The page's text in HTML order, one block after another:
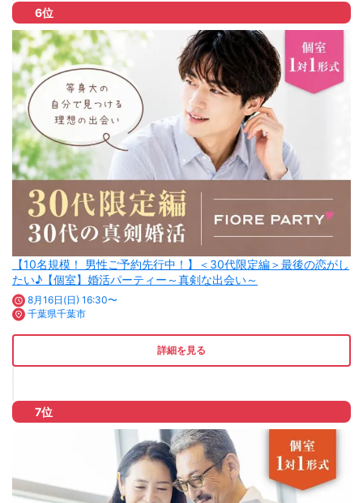
6位
【10名規模！ 男性ご予約先行中！】＜30代限定編＞最後の恋がし
たい♪【個室】婚活パーティー～真剣な出会い～
8月16日(日) 16:30〜
千葉県千葉市
詳細を見る
7位